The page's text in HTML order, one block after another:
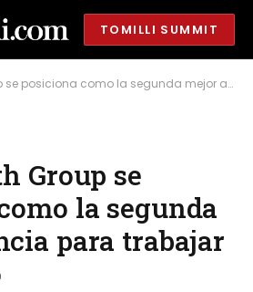
TOMILLI SUMMIT
como la segunda mejor agencia para trabajar en México
Group se
la segunda
para trabajar